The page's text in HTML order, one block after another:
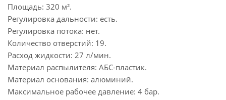
Площадь: 320 м².
Регулировка дальности: есть.
Регулировка потока: нет.
Количество отверстий: 19.
Расход жидкости: 27 л/мин.
Материал распылителя: АБС-пластик.
Материал основания: алюминий.
Максимальное рабочее давление: 4 бар.